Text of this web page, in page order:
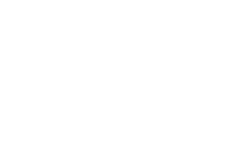
Rechtsverordnung kann die
den Besitz eines
sein.